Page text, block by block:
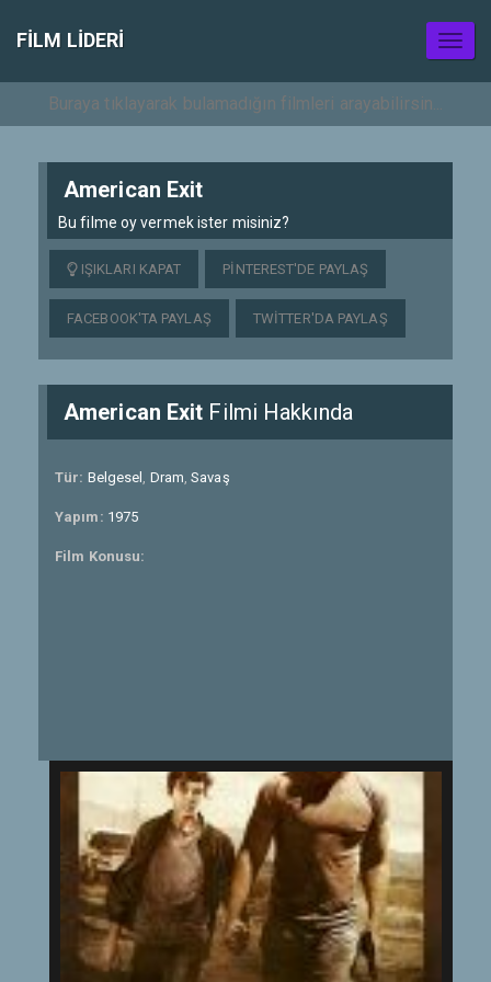
FILM LIDERI
American Exit
Bu filme oy vermek ister misiniz?
IŞIKLARI KAPAT PINTEREST'DE PAYLAŞ
FACEBOOK'TA PAYLAŞ TWITTER'DA PAYLAŞ
American Exit Filmi Hakkında
Tür: Belgesel , Dram,Savaş
Yapım: 1975
Film Konusu: